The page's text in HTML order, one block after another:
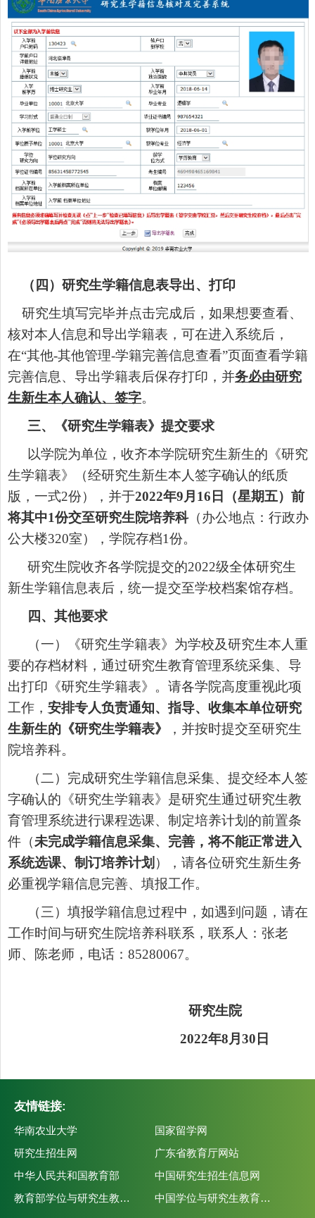
（四）研究生学籍信息表导出、打印
研究生填写完毕并点击完成后，如果想要查看、
核对本人信息和导出学籍表，可在进入系统后，
在“其他-其他管理-学籍完善信息查看”页面查看学籍
完善信息、导出学籍表后保存打印，并务必由研究
生新生本人确认、签字。
三、
《研究生学籍表》 提交要求
以学院为单位 ， 收齐本学院研究生新生的《研究
生学籍表》（经研究生新生本人签字确认的纸质
版，一式2份） ，并于2022年9月 16 日（星期五）前
将其中1份交至研究生院培养科（办公地点： 行政办
公大楼320室） ，学院存档1份。
研究生院收齐各学院提交的2022级全体研究生
新生学籍信息表后，统一提交至学校档案馆存档。
四、其他要求
（一）《研究生学籍表》为学校及研究生本人重
要的存档材料，通过研究生教育管理系统采集、导
出打印《研究生学籍表》 。请各学院高度重视此项
工作， 安排专人负责通知、指导、收集本单位研究
生新生的 《研究生学籍表》
，并按时提交至研究生
院培养科。
（二） 完成研究生学籍信息采集、提交经本人签
字确认的 《研究生学籍表》 是研究生通过研究生教
育管理系统进行课程选课、制定培养计划的前置条
件 （未完成学籍信息采集、完善，将不能正常进入
系统选课、制订培养计划 ）
，请各位研究生新生务
必重视学籍信息完善、填报工作。
（三）填报学籍信息过程中，如遇到问题，请在
工作时间与研究生院培养科联系，联系人： 张老
师、陈老师，电话： 85280067。
研究生院
2022年8月 30 日
友情链接:
华南农业大学
国家留学网
研究生招生网
广东省教育厅网站
中华人民共和国教育部
中国研究生招生信息网
教育部学位与研究生教育发展中心
中国学位与研究生教育学会